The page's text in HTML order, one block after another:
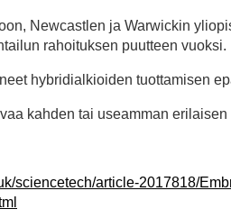
Newcastlen ja Warwickin
rahoituksen puutteen vuoksi.
hybridialkioiden tuottamisen
kahden tai useamman
sciencetech/article-2017818/